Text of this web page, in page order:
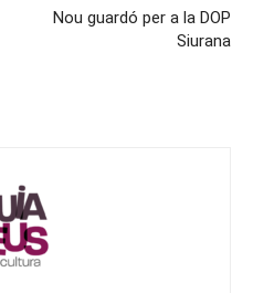
Nou guardó per a la DOP
Siurana